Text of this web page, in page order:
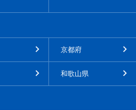
京都府
和歌山県